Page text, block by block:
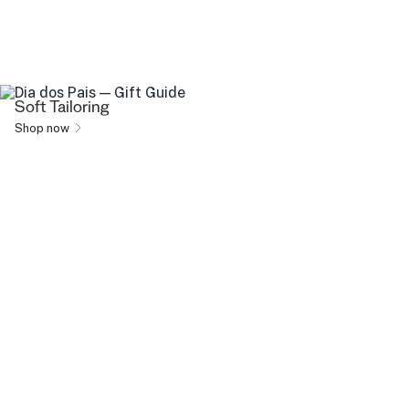
Soft Tailoring
Shop now